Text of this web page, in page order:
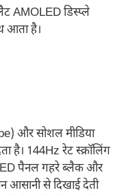
AMOLED डिस्प्ले
आता है।
और सोशल मीडिया
है। 144Hz रेट स्क्रॉलिंग
पैनल गहरे ब्लैक और
आसानी से दिखाई देती